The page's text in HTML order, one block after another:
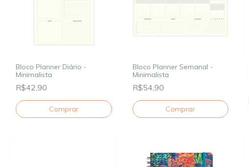
Bloco Planner Diário -
Minimalista
R$42,90
Bloco Planner Semanal -
Minimalista
R$54,90